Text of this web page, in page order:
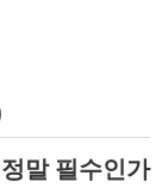
말 필수인가